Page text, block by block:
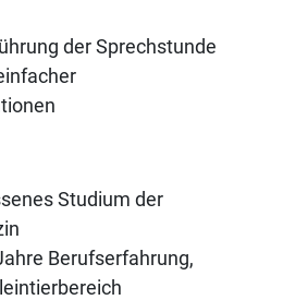
der Sprechstunde
Studium der
Berufserfahrung,